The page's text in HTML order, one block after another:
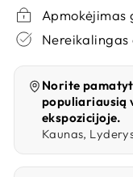
Per 15 - 35 d.d.
Apmokėjimas
Nereikalingas
Norite
populiariausią
ekspozicijoje.
Kaunas,